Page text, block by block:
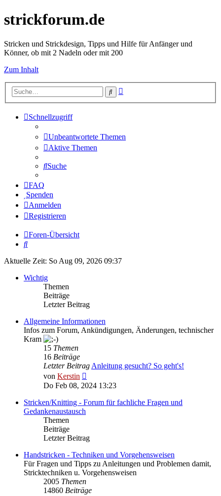
strickforum.de
Stricken und Strickdesign, Tipps und Hilfe für Anfänger und
Könner, ob mit 2 Nadeln oder mit 200
Zum Inhalt
Suche
Schnellzugriff
Unbeantwortete Themen
Aktive Themen
Suche
FAQ
Spenden
Anmelden
Registrieren
Foren-Übersicht
Suche
Aktuelle Zeit: So Aug 09, 2026 09:37
Wichtig
Themen
Beiträge
Letzter Beitrag
Allgemeine Informationen
Infos zum Forum, Ankündigungen, Änderungen, technischer
Kram
15 Themen
16 Beiträge
Letzter BeitragAnleitung gesucht? So geht's!
von Kerstin
Beitrag
Do Feb 08, 2024 13:23
Stricken/Knitting - Forum für fachliche Fragen und
Gedankenaustausch
Themen
Beiträge
Letzter Beitrag
Handstricken - Techniken und Vorgehensweisen
Für Fragen und Tipps zu Anleitungen und Problemen damit,
Stricktechniken u. Vorgehensweisen
2005 Themen
14860 Beiträge